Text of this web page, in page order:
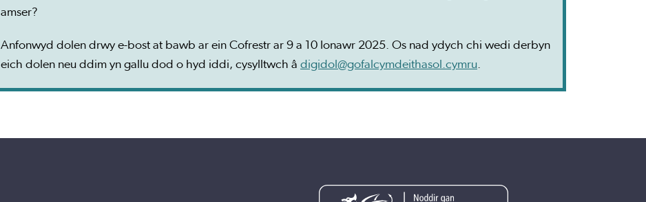
amser?
Anfonwyd dolen drwy e-bost at bawb ar ein Cofrestr ar 9 a 10 Ionawr 2025. Os nad ydych chi wedi derbyn
eich dolen neu ddim yn gallu dod o hyd iddi, cysylltwch â digidol@gofalcymdeithasol.cymru.